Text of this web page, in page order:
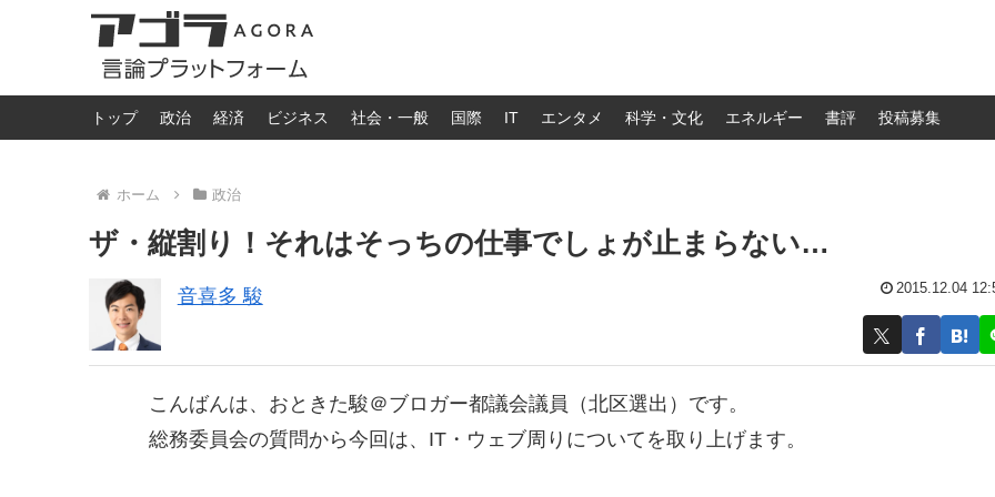
トップ 政治 経済 ビジネス 社会・一般 国際 IT エンタメ 科学・文化 エネルギー 書評 投稿募集
ホーム 政治
ザ・縦割り！それはそっちの仕事でしょが止まらない…
音喜多 駿 2015.12.04
こんばんは、おときた駿＠ブロガー都議会議員（北区選出）です。
総務委員会の質問から今回は、IT・ウェブ周りについてを取り上げます。